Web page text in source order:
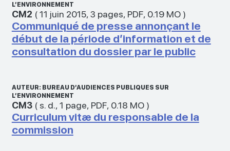
L’ENVIRONNEMENT
CM2 (11 juin 2015, 3 pages, PDF, 0.19 MO)
Communiqué de presse annonçant le
début de la période d’information et de
consultation du dossier par le public
AUTEUR: BUREAU D’AUDIENCES PUBLIQUES SUR
L’ENVIRONNEMENT
CM3( s. d., 1 page, PDF, 0.18 MO)
Curriculum vitæ du responsable de la
commission